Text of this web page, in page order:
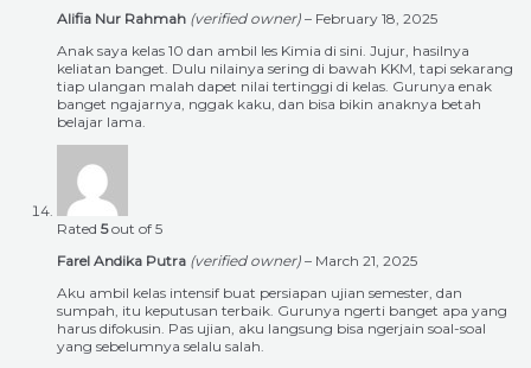
Alifia Nur Rahmah (verified owner) – February 18, 2025
Anak saya kelas 10 dan ambil les Kimia di sini. Jujur, hasilnya
keliatan banget. Dulu nilainya sering di bawah KKM, tapi sekarang
tiap ulangan malah dapet nilai tertinggi di kelas. Gurunya enak
banget ngajarnya, nggak kaku, dan bisa bikin anaknya betah
belajar lama.
Rated 5out of 5
Farel Andika Putra (verified owner) – March 21, 2025
Aku ambil kelas intensif buat persiapan ujian semester, dan
sumpah, itu keputusan terbaik. Gurunya ngerti banget apa yang
harus difokusin. Pas ujian, aku langsung bisa ngerjain soal-soal
yang sebelumnya selalu salah.